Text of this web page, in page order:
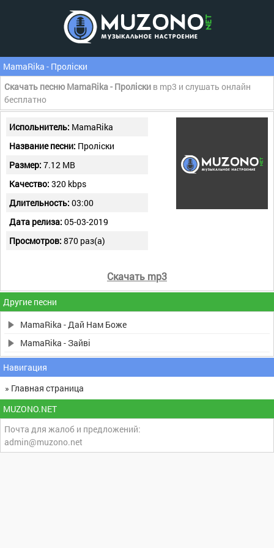
MamaRika - Проліски
Скачать песню MamaRika - Проліски в mp3 и слушать онлайн
бесплатно
Испольнитель: MamaRika
Название песни: Проліски
Размер: 7.12 MB
Качество: 320 kbps
Длительность: 03:00
Дата релиза: 05-03-2019
Просмотров: 870 раз(а)
Скачать mp3
Другие песни
MamaRika - Дай Нам Боже
MamaRika - Зайві
Навигация
» Главная страница
MUZONO.NET
Почта для жалоб и предложений:
admin@muzono.net